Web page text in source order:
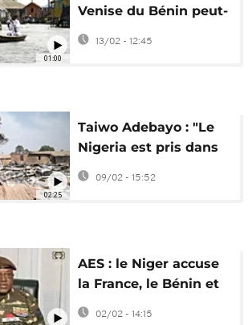
01:00
Venise du Bénin peut-
elle encore rivaliser
avec les applis de
13/02 - 12:45
02:25
Taiwo Adebayo : "Le
Nigeria est pris dans
un cercle vicieux de
09/02 - 15:52
AES : le Niger accuse
la France, le Bénin et
la Côte d’Ivoire après
02/02 - 14:15